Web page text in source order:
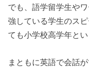
でも、語学留学生や
強している学生のス
ても小学校高学年と
まともに英語で会話